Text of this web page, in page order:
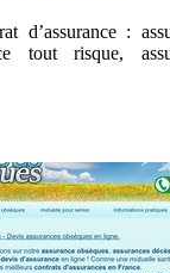
d’assurance :
tout risque,